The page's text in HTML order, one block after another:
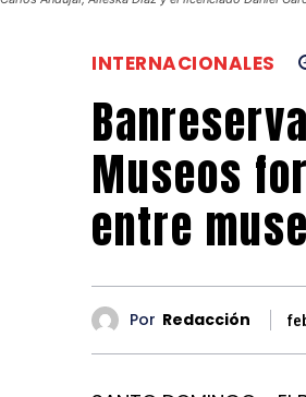
INTERNACIONALES
Museos
entre
Por Redacción